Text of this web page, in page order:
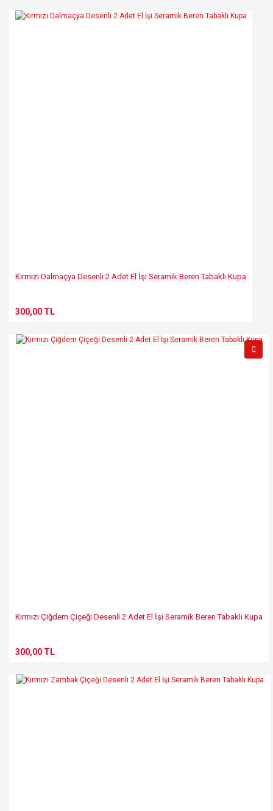
Kırmızı Dalmaçya Desenli 2 Adet El İşi Seramik Beren Tabaklı Kupa
300,00 TL
Kırmızı Çiğdem Çiçeği Desenli 2 Adet El İşi Seramik Beren Tabaklı Kupa
300,00 TL